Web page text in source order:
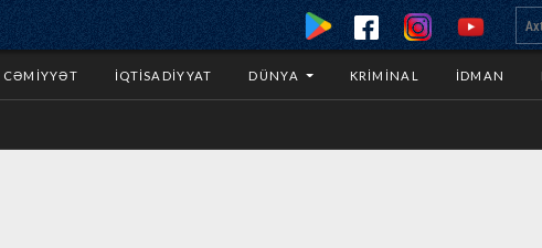
CƏMIYYƏT İQTISADIYYAT DÜNYA KRIMINAL İDMAN